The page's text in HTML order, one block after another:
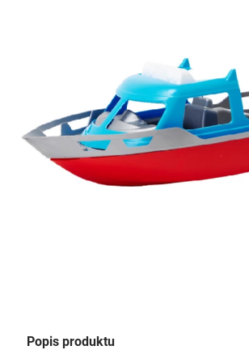
Popis produktu